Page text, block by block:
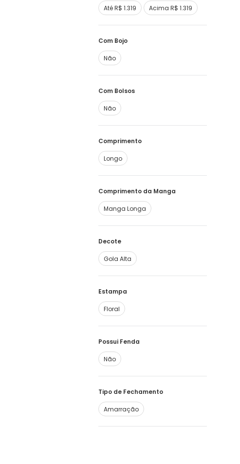
Até R$ 1.319 Acima R$ 1.319
Com Bojo
Não
Com Bolsos
Não
Comprimento
Longo
Comprimento da Manga
Manga Longa
Decote
Gola Alta
Estampa
Floral
Possui Fenda
Não
Tipo de Fechamento
Amarração